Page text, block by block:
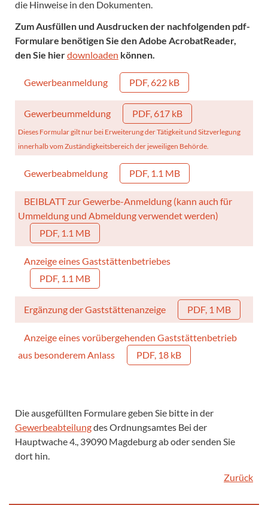
die Hinweise in den Dokumenten.
Zum Ausfüllen und Ausdrucken der nachfolgenden pdf-
Formulare benötigen Sie den Adobe AcrobatReader,
den Sie hierdownloaden können.
Gewerbeanmeldung PDF, 622 kB
Gewerbeummeldung PDF, 617 kB
Dieses Formular gilt nur bei Erweiterung der Tätigkeit und Sitzverlegung
innerhalb vom Zuständigkeitsbereich der jeweiligen Behörde.
Gewerbeabmeldung PDF, 1.1 MB
BEIBLATT zur Gewerbe-Anmeldung (kann auch für
Ummeldung und Abmeldung verwendet werden)
PDF, 1.1 MB
Anzeige eines Gaststättenbetriebes
PDF, 1.1 MB
Ergänzung der Gaststättenanzeige PDF, 1 MB
Anzeige eines vorübergehenden Gaststättenbetrieb
aus besonderem Anlass
PDF, 18 kB
Die ausgefüllten Formulare geben Sie bitte in der
Gewerbeabteilungdes Ordnungsamtes Bei der
Hauptwache 4., 39090 Magdeburg ab oder senden Sie
dort hin.
Zurück